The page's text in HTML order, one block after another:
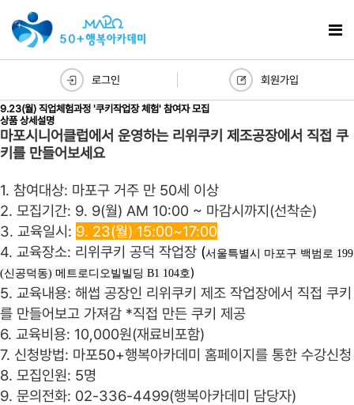
로그인 회원가입
9.23(월) 직업체험과정 '쿠키작업장 체험' 참여자 모집
상품 상세설명
마포시니어클럽에서 운영하는 리위쿠키 제조공장에서 직접 쿠
키를 만들어보세요
1. 참여대상: 마포구 거주 만 50세 이상
2. 모집기간: 9. 9(월) AM 10:00 ~ 마감시까지(선착순)
3. 교육일시: 9. 23(월) 15:00~17:00
4. 교육장소: 리위쿠키 공덕 작업장 (서울특별시 마포구 백범로 199
(신공덕동) 메트로디오빌빌딩 B1 104호)
5. 교육내용: 해썹 공장인 리위쿠키 제조 작업장에서 직접 쿠키
를 만들어보고 가져감 *직접 만든 쿠키 제공
6. 교육비용: 10,000원(재료비포함)
7. 신청방법: 마포50+행복아카데미 홈페이지를 통한 수강신청
8. 모집인원: 5명
9. 문의전화: 02-336-4499(행복아카데미 담당자)